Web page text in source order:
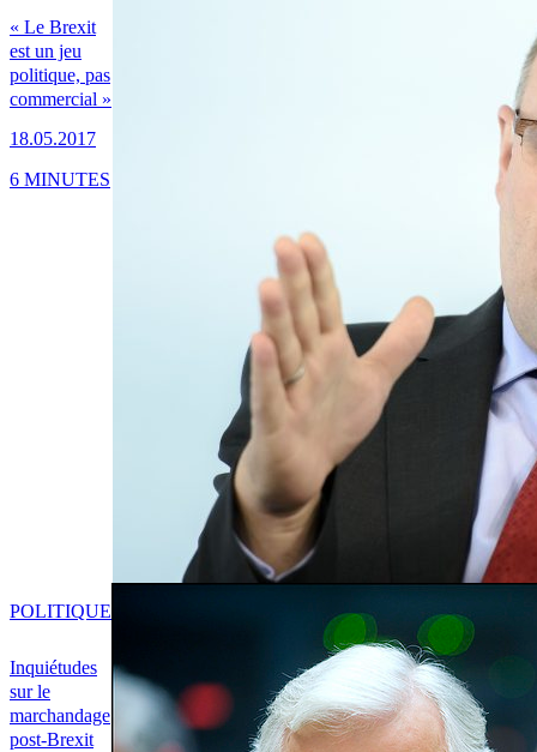
« Le Brexit
est un jeu
politique, pas
commercial »
18.05.2017
6 MINUTES
Inquiétudes
sur le
marchandage
post-Brexit
POLITIQUE